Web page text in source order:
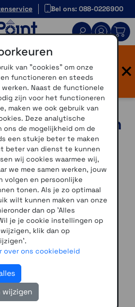
Bel ons: 088-0226900
Onze website heeft
Dezelfde vertrouwde
dan in een modern jasje.
nieuw is.
×
Outdoor accessoires >Overig
eTrex Touch
van "cookies" om onze
functioneren en steeds
Naast de functionele
zijn voor het functioneren
maken we ook gebruik van
Deze analytische
ons de mogelijkheid om de
een stukje beter te maken
beter van dienst te kunnen
wij cookies waarmee wij,
we mee samen werken, jouw
volgen en persoonlijke
tonen. Als je zo optimaal
wilt kunnen maken van onze
dan op 'Alles
je je cookie instellingen op
klik dan op
over ons cookiebeleid
wijzigen